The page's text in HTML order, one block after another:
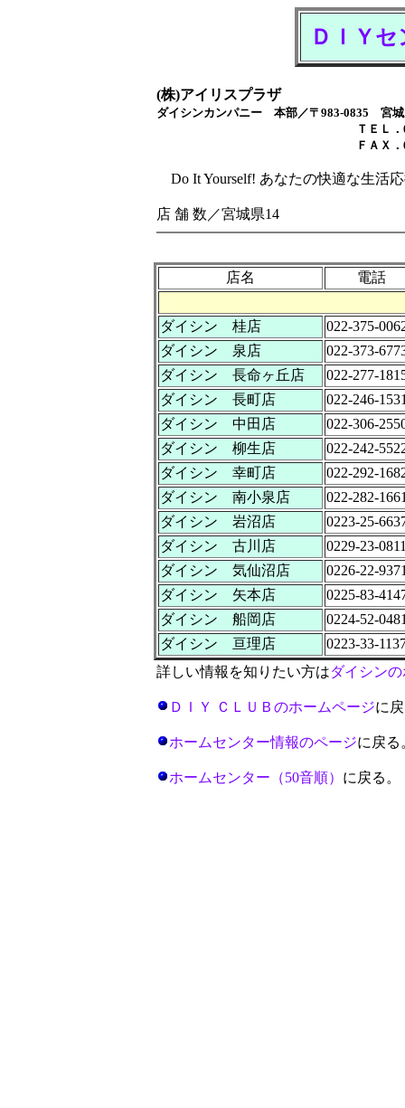
ＤＩＹ
(株)アイリスプラザ
ダイシンカンパニー 本部／〒983-0835
ＴＥＬ．022-
ＦＡＸ．022-
Do It Yourself! あなたの快適な生活
店 舗 数／宮城県14
店名 電話
ダイシン 桂店
022-375-
ダイシン 泉店
022-373-
ダイシン 長命ヶ丘店
022-277-
ダイシン 長町店
022-246-
ダイシン 中田店
022-306-
ダイシン 柳生店
022-242-
ダイシン 幸町店
022-292-
ダイシン 南小泉店
022-282-
ダイシン 岩沼店
0223-25-
ダイシン 古川店
0229-23-
ダイシン 気仙沼店
0226-22-
ダイシン 矢本店
0225-83-
ダイシン 船岡店
0224-52-
ダイシン 亘理店
0223-33-
詳しい情報を知りたい方はダイシン
ＤＩＹ ＣＬＵＢのホームページに
ホームセンター情報のページに戻る
ホームセンター（50音順） に戻る。